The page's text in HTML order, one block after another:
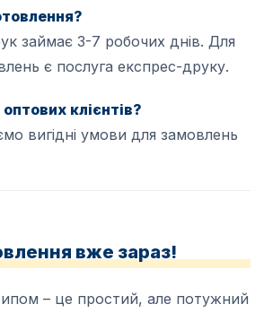
займає 3-7 робочих днів. Для
є послуга експрес-друку.
клієнтів?
вигідні умови для замовлень
вже зараз!
– це простий, але потужний